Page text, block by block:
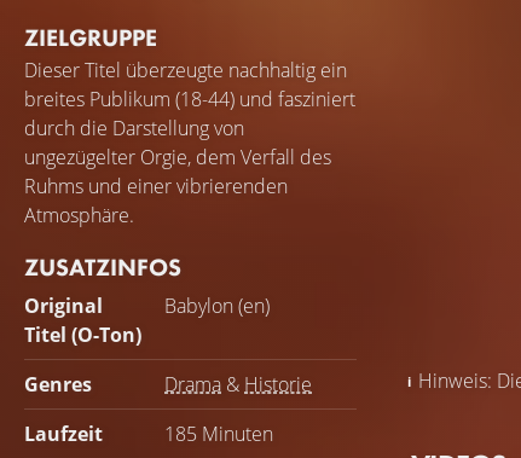
ZIELGRUPPE
Dieser Titel überzeugte nachhaltig ein
breites Publikum (18-44) und fasziniert
durch die Darstellung von
ungezügelter Orgie, dem Verfall des
Ruhms und einer vibrierenden
Atmosphäre.
ZUSATZINFOS
Original
Titel (O-Ton)
Babylon (en)
Genres Drama & Historie
Laufzeit
185 Minuten
Hinweis: